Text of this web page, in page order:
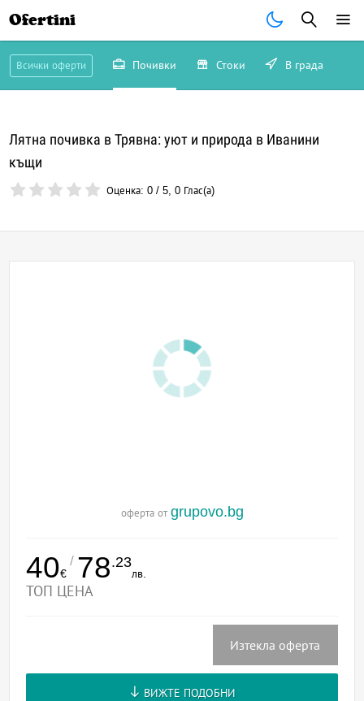
Ofertini
Всички оферти Почивки Стоки В града
Лятна почивка в Трявна: уют и природа в Иванини
къщи
Оценка:0 /5,0 Глас(а)
оферта от grupovo.bg
40€
/ 78.23
лв.
ТОП ЦЕНА
Изтекла оферта
ВИЖТЕ ПОДОБНИ